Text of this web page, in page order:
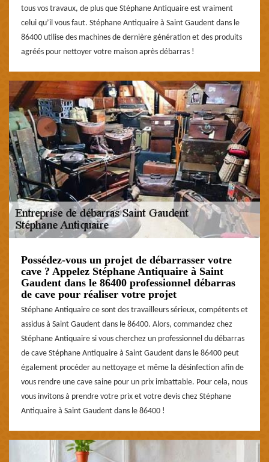
tous vos travaux, de plus que Stéphane Antiquaire est vraiment
celui qu’il vous faut. Stéphane Antiquaire à Saint Gaudent dans le
86400 utilise des machines de dernière génération et des produits
agréés pour nettoyer votre maison après débarras !
Possédez-vous un projet de débarrasser votre
cave ? Appelez Stéphane Antiquaire à Saint
Gaudent dans le 86400 professionnel débarras
de cave pour réaliser votre projet
Stéphane Antiquaire ce sont des travailleurs sérieux, compétents et
assidus à Saint Gaudent dans le 86400. Alors, commandez chez
Stéphane Antiquaire si vous cherchez un professionnel du débarras
de cave Stéphane Antiquaire à Saint Gaudent dans le 86400 peut
également procéder au nettoyage et même la désinfection afin de
vous rendre une cave saine pour un prix imbattable. Pour cela, nous
vous invitons à prendre votre prix et votre devis chez Stéphane
Antiquaire à Saint Gaudent dans le 86400 !